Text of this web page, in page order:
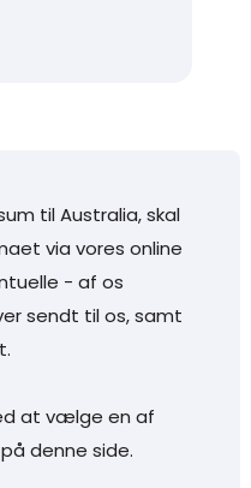
til Australia, skal
via vores online
- af os
sendt til os, samt
at vælge en af
denne side.